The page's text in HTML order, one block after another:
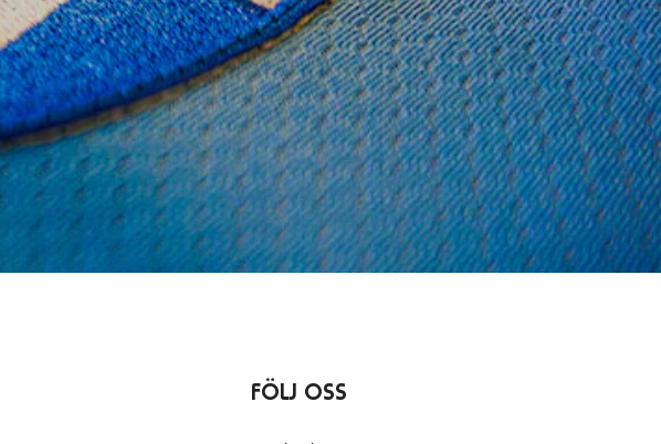
FÖLJ OSS